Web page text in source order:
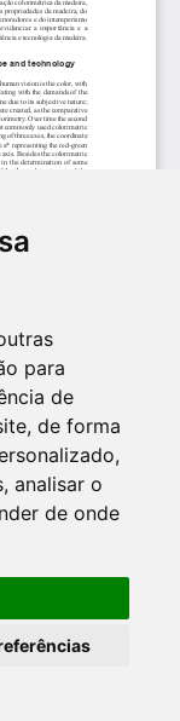
para
de
de forma
analisar o
de onde